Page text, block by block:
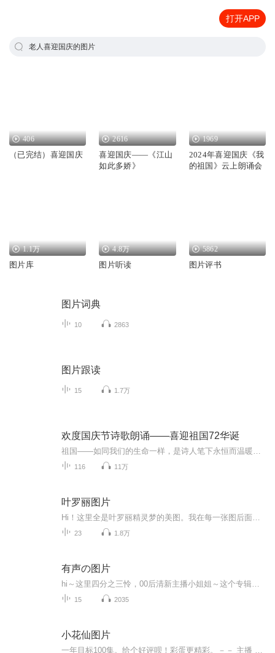
打开APP
老人喜迎国庆的图片
406
（已完结）喜迎国庆
2616
喜迎国庆——《江山
如此多娇》
1969
2024年喜迎国庆《我
的祖国》云上朗诵会
1.1万
图片库
4.8万
图片听读
5862
图片评书
图片词典
10 2863
图片跟读
15 1.7万
欢度国庆节诗歌朗诵——喜迎祖国72华诞
116 11万
叶罗丽图片
23 1.8万
有声の图片
15 2035
小花仙图片